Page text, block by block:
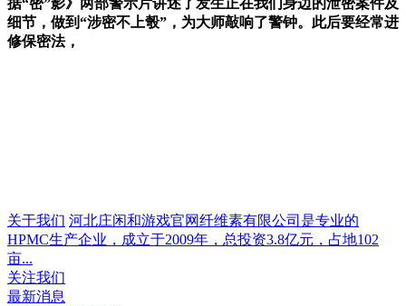
细节，做到“涉密不上彀”，为大师敲响了警钟。此后要经常进
修保密法，
关于我们 河北庄闲和游戏官网纤维素有限公司是专业的
HPMC生产企业，成立于2009年，总投资3.8亿元，占地102
亩...
关注我们
最新消息